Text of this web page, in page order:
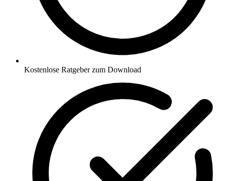
Kostenlose Ratgeber zum Download